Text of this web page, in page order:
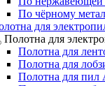
По чёрному
для
Полотна для
Полотна для
Полотна для
Полотна для пил